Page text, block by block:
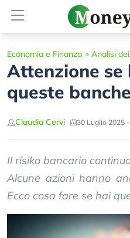
Economia e Finanza > Analisi
Attenzione se
queste
Claudia Cervi 30 Luglio 2025
Il risiko bancario
Alcune azioni hanno
Ecco cosa fare se hai